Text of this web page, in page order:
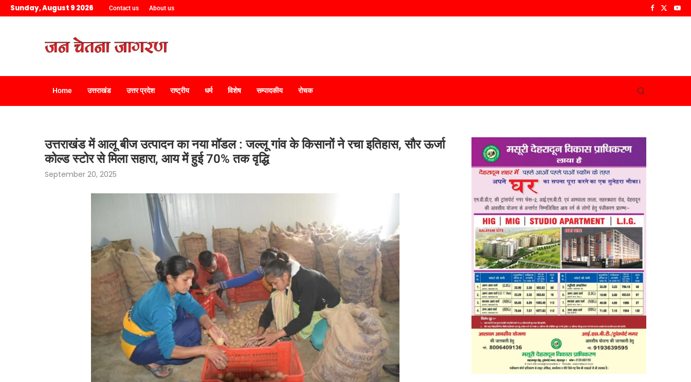
Sunday, August 9 2026 Contact us About us
Home उत्तराखंड उत्तर प्रदेश राष्ट्रीय धर्म विशेष सम्पादकीय रोचक
उत्तराखंड में आलू बीज उत्पादन का नया मॉडल : जल्लू गांव के किसानों ने रचा इतिहास, सौर ऊर्जा
कोल्ड स्टोर से मिला सहारा, आय में हुई 70% तक वृद्धि
September 20, 2025